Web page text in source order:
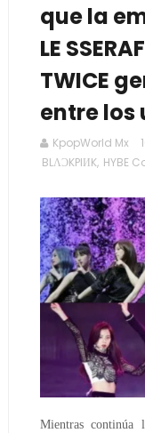
que la
LE
TWICE
entre los
KpopWorld Mx
BLΛƆKPIИK, HYBE
Mientras continúa